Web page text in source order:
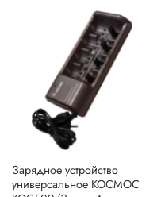
Зарядное устройство
универсальное КОСМОС